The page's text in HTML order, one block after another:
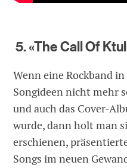
5. «The Call Of
Wenn eine Rockband
Songideen nicht mehr
und auch das Cover-
wurde, dann holt man
erschienen,
Songs im neuen